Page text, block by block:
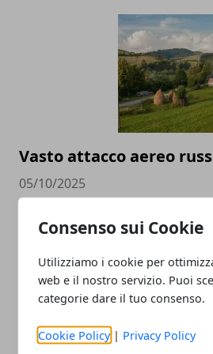
Consenso sui Cookie
Utilizziamo i cookie per
web e il nostro servizio. Puoi
categorie dare il tuo consenso.
Cookie Policy | Privacy Policy
Vasto attacco aereo
05/10/2025